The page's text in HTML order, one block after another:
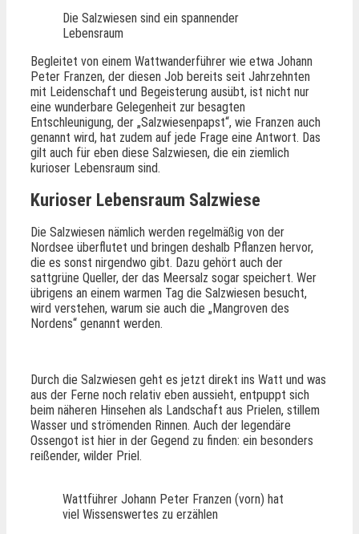
Die Salzwiesen sind ein spannender
Lebensraum
Begleitet von einem Wattwanderführer wie etwa Johann
Peter Franzen, der diesen Job bereits seit Jahrzehnten
mit Leidenschaft und Begeisterung ausübt, ist nicht nur
eine wunderbare Gelegenheit zur besagten
Entschleunigung, der „Salzwiesenpapst“, wie Franzen auch
genannt wird, hat zudem auf jede Frage eine Antwort. Das
gilt auch für eben diese Salzwiesen, die ein ziemlich
kurioser Lebensraum sind.
Kurioser Lebensraum Salzwiese
Die Salzwiesen nämlich werden regelmäßig von der
Nordsee überflutet und bringen deshalb Pflanzen hervor,
die es sonst nirgendwo gibt. Dazu gehört auch der
sattgrüne Queller, der das Meersalz sogar speichert. Wer
übrigens an einem warmen Tag die Salzwiesen besucht,
wird verstehen, warum sie auch die „Mangroven des
Nordens“ genannt werden.
Durch die Salzwiesen geht es jetzt direkt ins Watt und was
aus der Ferne noch relativ eben aussieht, entpuppt sich
beim näheren Hinsehen als Landschaft aus Prielen, stillem
Wasser und strömenden Rinnen. Auch der legendäre
Ossengot ist hier in der Gegend zu finden: ein besonders
reißender, wilder Priel.
Wattführer Johann Peter Franzen (vorn) hat
viel Wissenswertes zu erzählen